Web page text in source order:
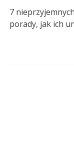
7
porady, jak ich